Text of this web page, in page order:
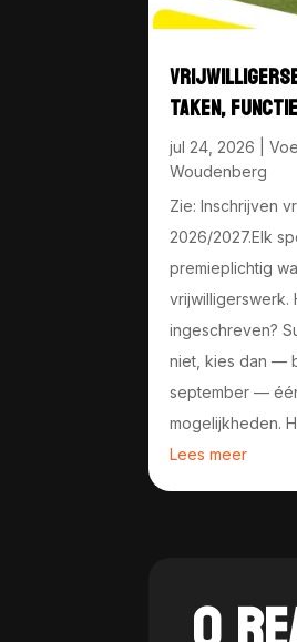
TAKEN,
jul 24, 2026 |
Woudenberg
Zie: Inschrijven
2026/2027.Elk
premieplichtig
vrijwilligerswerk.
ingeschreven?
niet, kies dan —
september —
mogelijkheden.
Lees meer